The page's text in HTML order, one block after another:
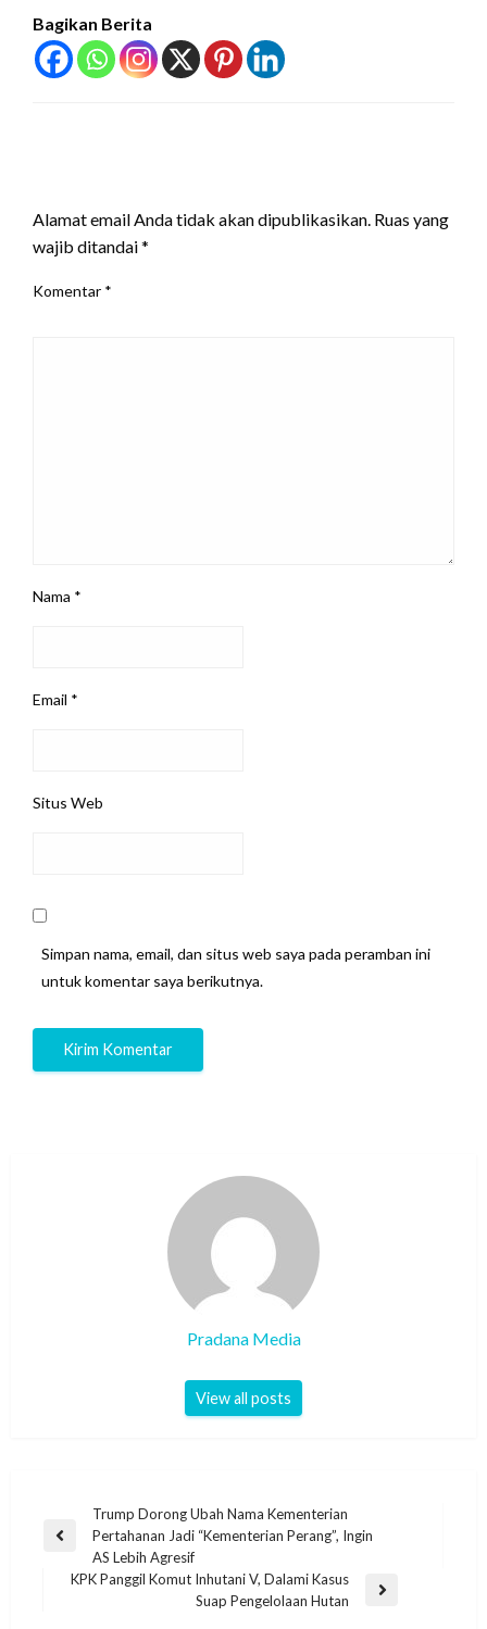
Bagikan Berita
Alamat email Anda tidak akan dipublikasikan. Ruas yang
wajib ditandai*
Komentar *
Nama *
Email *
Situs Web
Simpan nama, email, dan situs web saya pada peramban ini
untuk komentar saya berikutnya.
Pradana Media
View all posts
Trump Dorong Ubah Nama Kementerian
Pertahanan Jadi “Kementerian Perang”, Ingin
AS Lebih Agresif
KPK Panggil Komut Inhutani V, Dalami Kasus
Suap Pengelolaan Hutan